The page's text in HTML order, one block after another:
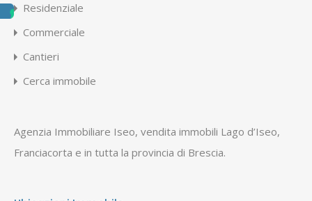
Residenziale
Commerciale
Cantieri
Cerca immobile
Agenzia Immobiliare Iseo, vendita immobili Lago d’Iseo,
Franciacorta e in tutta la provincia di Brescia.